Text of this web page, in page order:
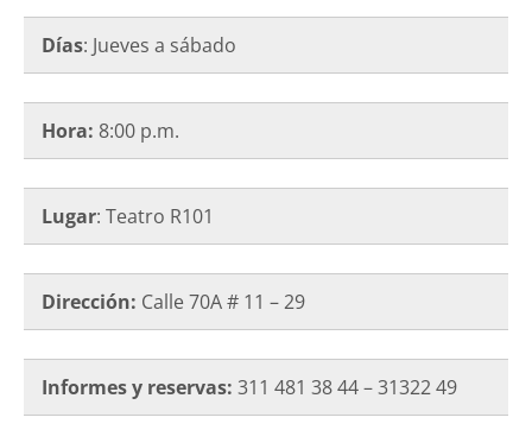
Días: Jueves a sábado
Hora: 8:00 p.m.
Lugar: Teatro R101
Dirección: Calle 70A # 11 – 29
Informes y reservas: 311 481 38 44 – 31322 49